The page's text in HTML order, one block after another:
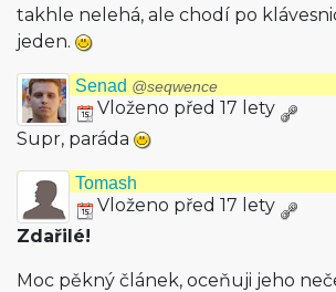
takhle nelehá, ale chodí po
jeden.
Senad @seqwence
Vloženo před 17 lety
Supr, paráda
Tomash
Vloženo před 17 lety
Zdařilé!
Moc pěkný článek, oceňuji jeho